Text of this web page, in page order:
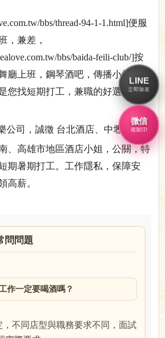
bbs/thread-94-1-1.html]便服
，兼差，
bbs/baida-feili-club/]按
廳上班，鋼琴酒吧，傳播小姐讓我
您找短期打工，兼職的好選擇。
公司 ，誠徵 台北酒店 、中壢、桃
、高雄市地區酒店小姐，公關，特
期暑期打工。工作隱私，保障安
高薪。
問問題
作一定要喝酒嗎？
，不同店型與職務要求不同，面試
LINE
立即加友
微信
複製ID